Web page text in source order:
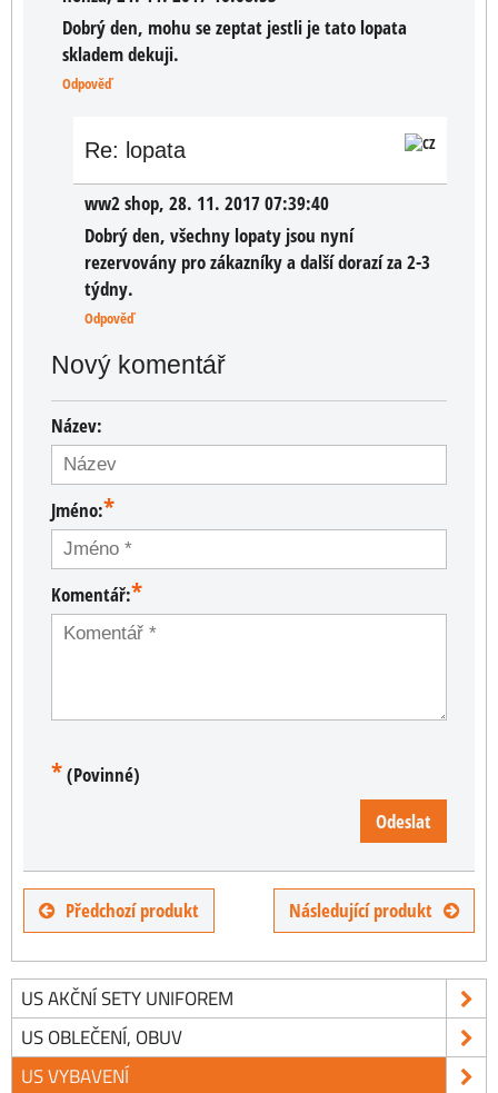
Dobrý den, mohu se zeptat jestli je tato lopata
skladem dekuji.
Odpověď
Re: lopata
ww2 shop, 28. 11. 2017 07:39:40
Dobrý den, všechny lopaty jsou nyní
rezervovány pro zákazníky a další dorazí za 2-3
týdny.
Odpověď
Nový komentář
Název:
Jméno:*
Komentář:*
*(Povinné)
Odeslat
Předchozí produkt Následující produkt
US AKČNÍ SETY UNIFOREM
US OBLEČENÍ, OBUV
US VYBAVENÍ